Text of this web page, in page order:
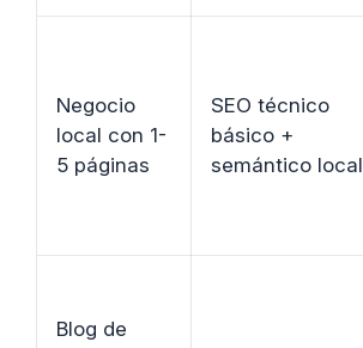
Negocio
local con 1-
5 páginas
SEO técnico
básico +
semántico local
Blog de